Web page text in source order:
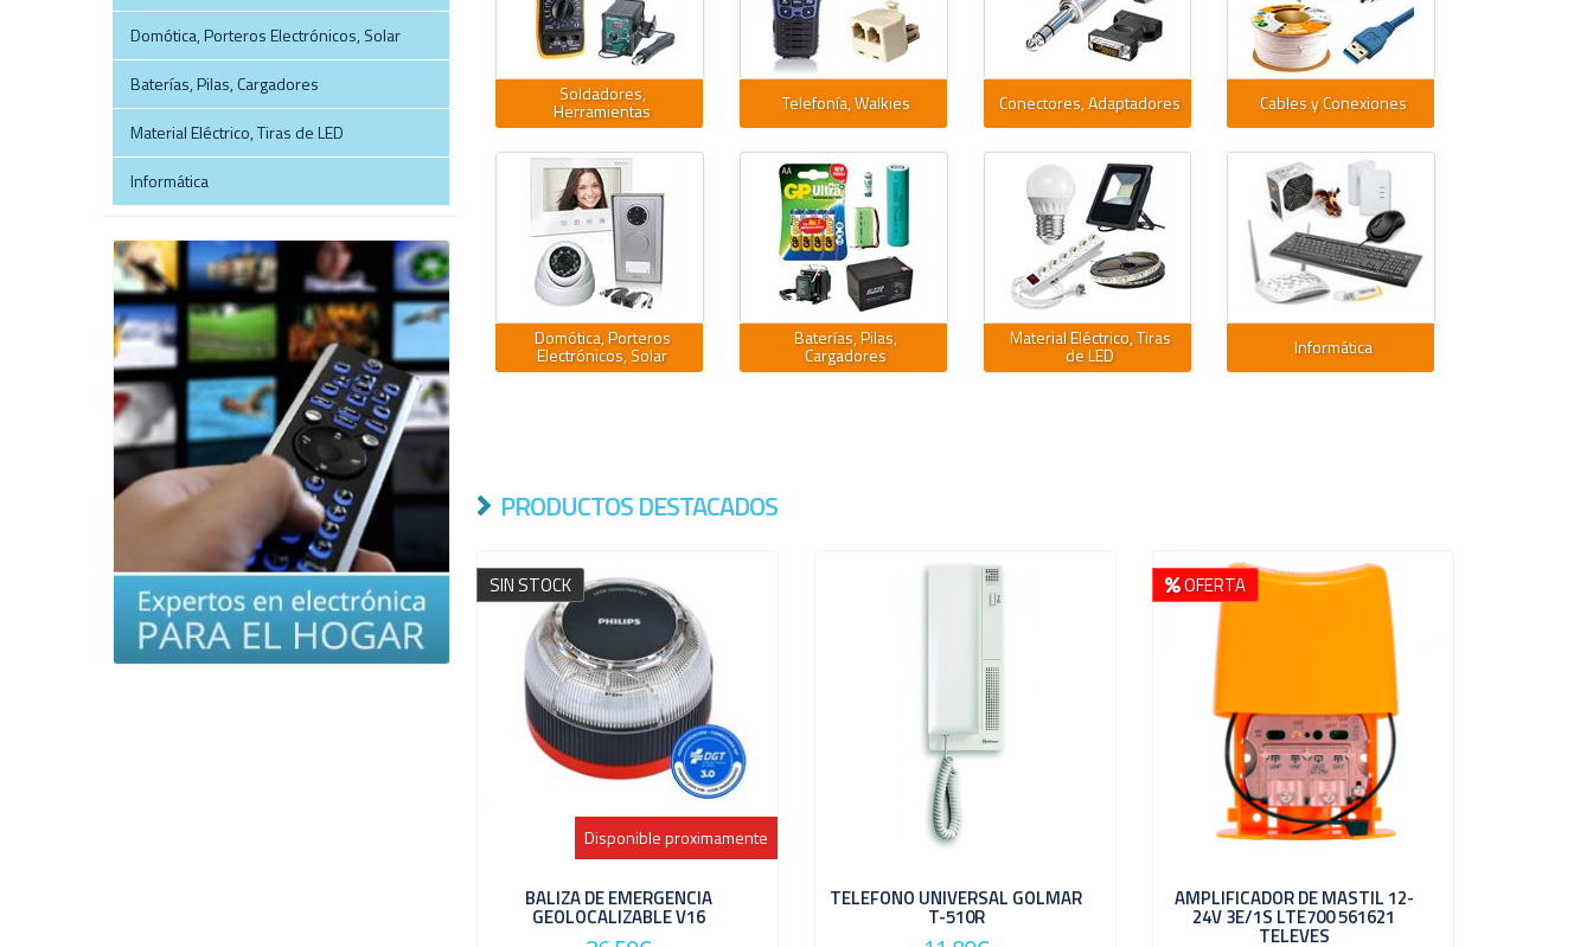
Domótica, Porteros Electrónicos, Solar
Baterías, Pilas, Cargadores
Material Eléctrico, Tiras de LED
Informática
Soldadores,
Herramientas Telefonía, Walkies Conectores, Adaptadores Cables y Conexiones
Domótica, Porteros
Electrónicos, Solar
Baterías, Pilas,
Cargadores
Material Eléctrico, Tiras
de LED Informática
PRODUCTOS DESTACADOS
SIN STOCK
BALIZA DE EMERGENCIA
GEOLOCALIZABLE V16
Disponible proximamente
TELEFONO UNIVERSAL GOLMAR
T-510R
OFERTA
AMPLIFICADOR DE MASTIL 12-
24V 3E/1S LTE700 561621
TELEVES